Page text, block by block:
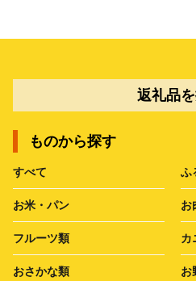
返礼品
ものから探す
すべて ふ
お米・パン お
フルーツ類 カ
おさかな類 お